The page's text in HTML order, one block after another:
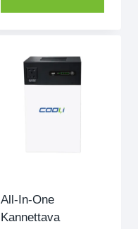
All-In-One
Kannettava